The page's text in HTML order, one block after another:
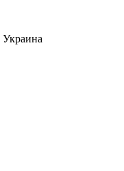
Украина